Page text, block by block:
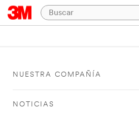
NUESTRA COMPAÑÍA
NOTICIAS